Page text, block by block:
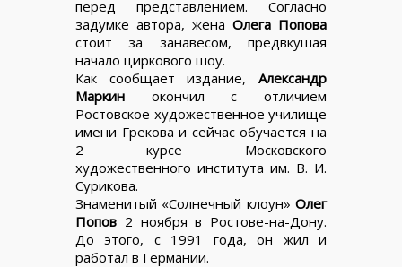
перед представлением. Согласно
задумке автора, жена Олега Попова
стоит за занавесом, предвкушая
начало циркового шоу.
Как сообщает издание, Александр
Маркин окончил с отличием
Ростовское художественное училище
имени Грекова и сейчас обучается на
2 курсе Московского
художественного института им. В. И.
Сурикова.
Знаменитый «Солнечный клоун» Олег
Попов 2 ноября в Ростове-на-Дону.
До этого, с 1991 года, он жил и
работал в Германии.